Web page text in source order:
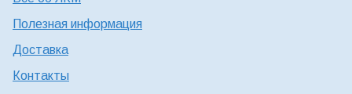
Полезная информация
Доставка
Контакты